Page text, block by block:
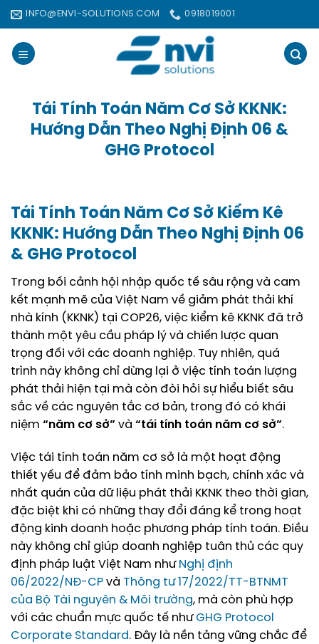
Bỏ
qua
nội
dung
INFO@ENVI-SOLUTIONS.COM 0918019001
Tái Tính Toán Năm Cơ Sở KKNK:
Hướng Dẫn Theo Nghị Định 06 &
GHG Protocol
Tái Tính Toán Năm Cơ Sở Kiểm Kê
KKNK: Hướng Dẫn Theo Nghị Định 06
& GHG Protocol
Trong bối cảnh hội nhập quốc tế sâu rộng và cam
kết mạnh mẽ của Việt Nam về giảm phát thải khí
nhà kính (KKNK) tại COP26, việc kiểm kê KKNK đã trở
thành một yêu cầu pháp lý và chiến lược quan
trọng đối với các doanh nghiệp. Tuy nhiên, quá
trình này không chỉ dừng lại ở việc tính toán lượng
phát thải hiện tại mà còn đòi hỏi sự hiểu biết sâu
sắc về các nguyên tắc cơ bản, trong đó có khái
niệm “năm cơ sở” và “tái tính toán năm cơ sở”.
Việc tái tính toán năm cơ sở là một hoạt động
thiết yếu để đảm bảo tính minh bạch, chính xác và
nhất quán của dữ liệu phát thải KKNK theo thời gian,
đặc biệt khi có những thay đổi đáng kể trong hoạt
động kinh doanh hoặc phương pháp tính toán. Điều
này không chỉ giúp doanh nghiệp tuân thủ các quy
định pháp luật Việt Nam như Nghị định
06/2022/NĐ-CP và Thông tư 17/2022/TT-BTNMT
của Bộ Tài nguyên & Môi trường, mà còn phù hợp
với các chuẩn mực quốc tế như GHG Protocol
Corporate Standard. Đây là nền tảng vững chắc để